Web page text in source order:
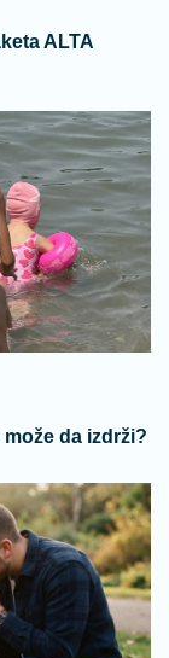
ALTA
da izdrži?